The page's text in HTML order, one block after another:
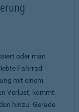
oder man
Fahrrad
mit einem
Verlust, kommt
hinzu. Gerade